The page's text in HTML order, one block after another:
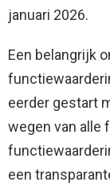
januari 2026.
Een belangrijk
eerder gestart
wegen van alle
een